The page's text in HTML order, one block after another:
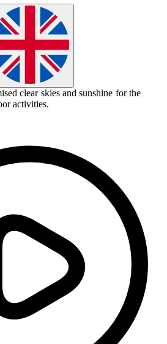
clear skies and sunshine for the
activities.